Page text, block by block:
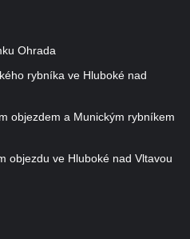
Ohrada
rybníka ve Hluboké nad
objezdem a Munickým rybníkem
objezdu ve Hluboké nad Vltavou